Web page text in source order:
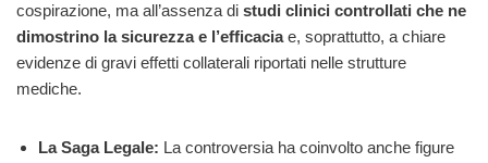
cospirazione, ma all’assenza di studi clinici controllati che ne
dimostrino la sicurezza e l’efficaciae, soprattutto, a chiare
evidenze di gravi effetti collaterali riportati nelle strutture
mediche.
La Saga Legale: La controversia ha coinvolto anche figure